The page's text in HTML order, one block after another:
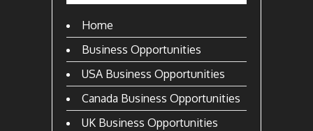
Home
Business Opportunities
USA Business Opportunities
Canada Business Opportunities
UK Business Opportunities